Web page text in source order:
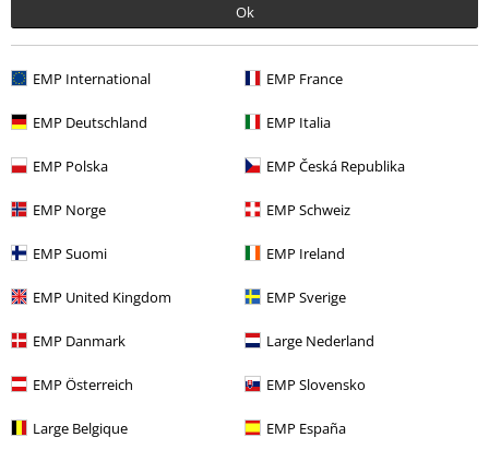
Ok
EMP International EMP France
EMP Deutschland EMP Italia
EMP Polska EMP Česká Republika
EMP Norge EMP Schweiz
EMP Suomi EMP Ireland
EMP United Kingdom EMP Sverige
EMP Danmark Large Nederland
EMP Österreich EMP Slovensko
Large Belgique EMP España
Výška postavy v metrech: 1,72
Sedí perfektně.
Kvalita
Design
Střih